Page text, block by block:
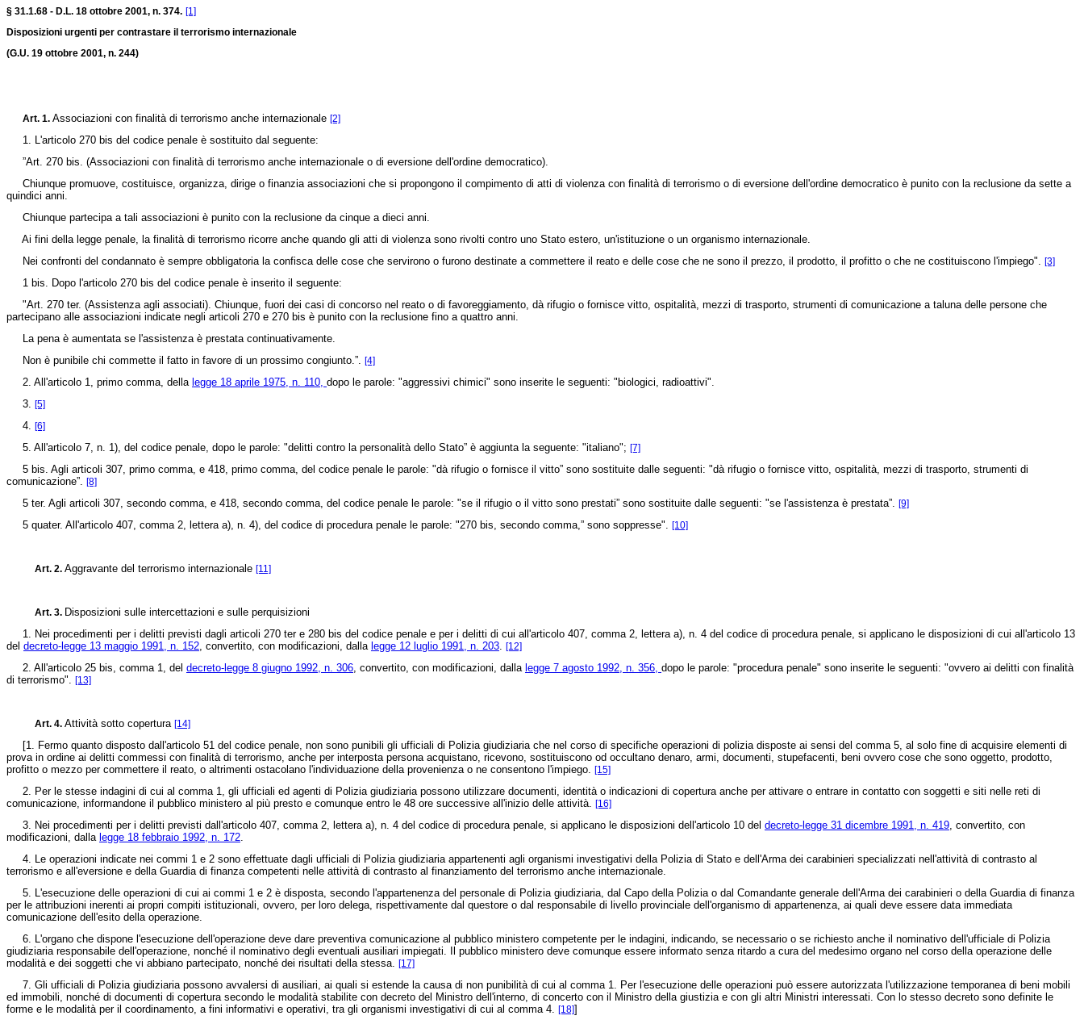
§ 31.1.68 - D.L. 18 ottobre 2001, n. 374. [1]
Disposizioni urgenti per contrastare il terrorismo internazionale
(G.U. 19 ottobre 2001, n. 244)
Art. 1. Associazioni con finalità di terrorismo anche internazionale [2]
1. L'articolo 270 bis del codice penale è sostituito dal seguente:
”Art. 270 bis. (Associazioni con finalità di terrorismo anche internazionale o di eversione dell'ordine democratico).
Chiunque promuove, costituisce, organizza, dirige o finanzia associazioni che si propongono il compimento di atti di violenza con finalità di terrorismo o di eversione dell'ordine democratico è punito con la reclusione da sette a
quindici anni.
Chiunque partecipa a tali associazioni è punito con la reclusione da cinque a dieci anni.
Ai fini della legge penale, la finalità di terrorismo ricorre anche quando gli atti di violenza sono rivolti contro uno Stato estero, un'istituzione o un organismo internazionale.
Nei confronti del condannato è sempre obbligatoria la confisca delle cose che servirono o furono destinate a commettere il reato e delle cose che ne sono il prezzo, il prodotto, il profitto o che ne costituiscono l'impiego". [3]
1 bis. Dopo l'articolo 270 bis del codice penale è inserito il seguente:
"Art. 270 ter. (Assistenza agli associati). Chiunque, fuori dei casi di concorso nel reato o di favoreggiamento, dà rifugio o fornisce vitto, ospitalità, mezzi di trasporto, strumenti di comunicazione a taluna delle persone che
partecipano alle associazioni indicate negli articoli 270 e 270 bis è punito con la reclusione fino a quattro anni.
La pena è aumentata se l'assistenza è prestata continuativamente.
Non è punibile chi commette il fatto in favore di un prossimo congiunto.”. [4]
2. All'articolo 1, primo comma, della legge 18 aprile 1975, n. 110, dopo le parole: "aggressivi chimici" sono inserite le seguenti: "biologici, radioattivi".
3. [5]
4. [6]
5. All'articolo 7, n. 1), del codice penale, dopo le parole: "delitti contro la personalità dello Stato” è aggiunta la seguente: "italiano"; [7]
5 bis. Agli articoli 307, primo comma, e 418, primo comma, del codice penale le parole: "dà rifugio o fornisce il vitto” sono sostituite dalle seguenti: "dà rifugio o fornisce vitto, ospitalità, mezzi di trasporto, strumenti di
comunicazione”. [8]
5 ter. Agli articoli 307, secondo comma, e 418, secondo comma, del codice penale le parole: "se il rifugio o il vitto sono prestati” sono sostituite dalle seguenti: "se l'assistenza è prestata”. [9]
5 quater. All'articolo 407, comma 2, lettera a), n. 4), del codice di procedura penale le parole: "270 bis, secondo comma,” sono soppresse". [10]
Art. 2. Aggravante del terrorismo internazionale [11]
Art. 3. Disposizioni sulle intercettazioni e sulle perquisizioni
1. Nei procedimenti per i delitti previsti dagli articoli 270 ter e 280 bis del codice penale e per i delitti di cui all'articolo 407, comma 2, lettera a), n. 4 del codice di procedura penale, si applicano le disposizioni di cui all'articolo 13
del decreto-legge 13 maggio 1991, n. 152, convertito, con modificazioni, dalla legge 12 luglio 1991, n. 203. [12]
2. All'articolo 25 bis, comma 1, del decreto-legge 8 giugno 1992, n. 306, convertito, con modificazioni, dalla legge 7 agosto 1992, n. 356, dopo le parole: "procedura penale" sono inserite le seguenti: "ovvero ai delitti con finalità
di terrorismo". [13]
Art. 4. Attività sotto copertura [14]
[1. Fermo quanto disposto dall'articolo 51 del codice penale, non sono punibili gli ufficiali di Polizia giudiziaria che nel corso di specifiche operazioni di polizia disposte ai sensi del comma 5, al solo fine di acquisire elementi di
prova in ordine ai delitti commessi con finalità di terrorismo, anche per interposta persona acquistano, ricevono, sostituiscono od occultano denaro, armi, documenti, stupefacenti, beni ovvero cose che sono oggetto, prodotto,
profitto o mezzo per commettere il reato, o altrimenti ostacolano l'individuazione della provenienza o ne consentono l'impiego. [15]
2. Per le stesse indagini di cui al comma 1, gli ufficiali ed agenti di Polizia giudiziaria possono utilizzare documenti, identità o indicazioni di copertura anche per attivare o entrare in contatto con soggetti e siti nelle reti di
comunicazione, informandone il pubblico ministero al più presto e comunque entro le 48 ore successive all'inizio delle attività. [16]
3. Nei procedimenti per i delitti previsti dall'articolo 407, comma 2, lettera a), n. 4 del codice di procedura penale, si applicano le disposizioni dell'articolo 10 del decreto-legge 31 dicembre 1991, n. 419, convertito, con
modificazioni, dalla legge 18 febbraio 1992, n. 172.
4. Le operazioni indicate nei commi 1 e 2 sono effettuate dagli ufficiali di Polizia giudiziaria appartenenti agli organismi investigativi della Polizia di Stato e dell'Arma dei carabinieri specializzati nell'attività di contrasto al
terrorismo e all'eversione e della Guardia di finanza competenti nelle attività di contrasto al finanziamento del terrorismo anche internazionale.
5. L'esecuzione delle operazioni di cui ai commi 1 e 2 è disposta, secondo l'appartenenza del personale di Polizia giudiziaria, dal Capo della Polizia o dal Comandante generale dell'Arma dei carabinieri o della Guardia di finanza
per le attribuzioni inerenti ai propri compiti istituzionali, ovvero, per loro delega, rispettivamente dal questore o dal responsabile di livello provinciale dell'organismo di appartenenza, ai quali deve essere data immediata
comunicazione dell'esito della operazione.
6. L'organo che dispone l'esecuzione dell'operazione deve dare preventiva comunicazione al pubblico ministero competente per le indagini, indicando, se necessario o se richiesto anche il nominativo dell'ufficiale di Polizia
giudiziaria responsabile dell'operazione, nonché il nominativo degli eventuali ausiliari impiegati. Il pubblico ministero deve comunque essere informato senza ritardo a cura del medesimo organo nel corso della operazione delle
modalità e dei soggetti che vi abbiano partecipato, nonché dei risultati della stessa. [17]
7. Gli ufficiali di Polizia giudiziaria possono avvalersi di ausiliari, ai quali si estende la causa di non punibilità di cui al comma 1. Per l'esecuzione delle operazioni può essere autorizzata l'utilizzazione temporanea di beni mobili
ed immobili, nonché di documenti di copertura secondo le modalità stabilite con decreto del Ministro dell'interno, di concerto con il Ministro della giustizia e con gli altri Ministri interessati. Con lo stesso decreto sono definite le
forme e le modalità per il coordinamento, a fini informativi e operativi, tra gli organismi investigativi di cui al comma 4. [18]]